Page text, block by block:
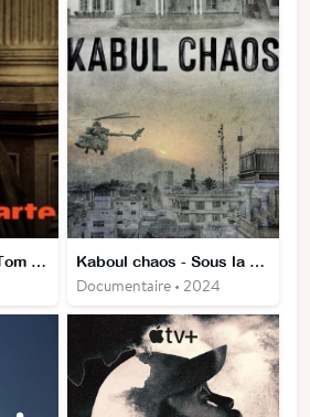
La Case de l'oncle Tom : du héros au traître Kaboul chaos - Sous la menace des talibans
Documentaire • 2024